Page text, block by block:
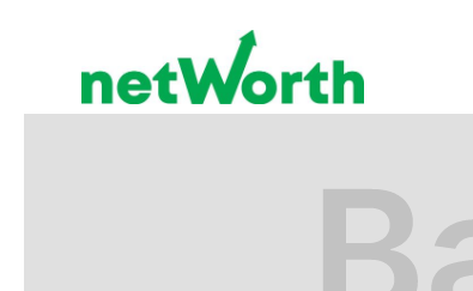
EDUCACIÓN FINANCIERA